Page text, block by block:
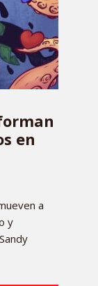
en
a
y